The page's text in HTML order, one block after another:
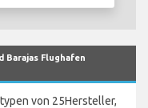
Barajas Flughafen
von 25Hersteller,